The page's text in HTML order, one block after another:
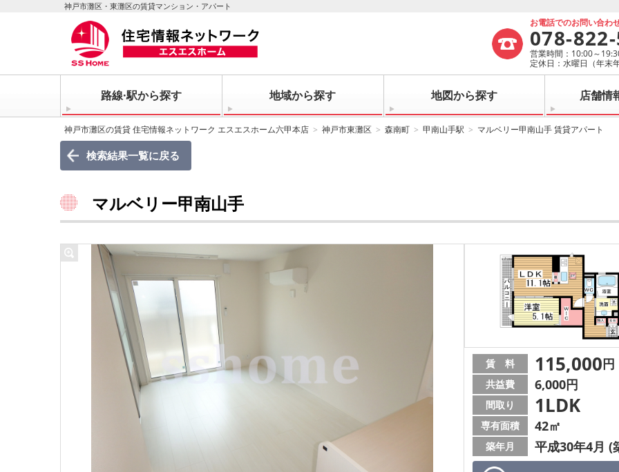
神戸市灘区・東灘区の賃貸マンション・アパート
お電話でのお問い合わ
078-
営業時間：10:00～
定休日：水曜日（年末
路線·駅から探す 地域から探す 地図から探す 店舗情
神戸市灘区の賃貸 住宅情報ネットワーク エスエスホーム六甲本店 神戸市東灘区 森南町 甲南山手駅 マルベリー甲南山手 賃貸アパート
検索結果一覧に戻る
マルベリー甲南山手
賃 料 115,000円
共益費 6,000円
間取り 1LDK
専有面積 42㎡
築年月 平成30年4月 (